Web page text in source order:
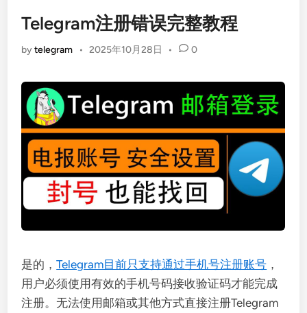
Telegram注册错误完整教程
bytelegram • 2025年10月28日 • 0
是的，Telegram目前只支持通过手机号注册账号 ，
用户必须使用有效的手机号码接收验证码才能完成
注册。无法使用邮箱或其他方式直接注册Telegram